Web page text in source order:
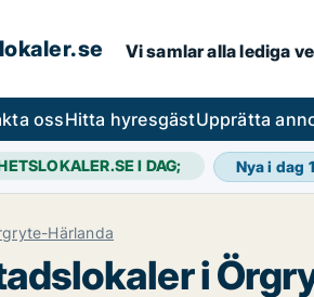
Vi samlar alla lediga
ossHitta hyresgästUpprätta
I DAG; Nya i dag 1
Härlanda
i